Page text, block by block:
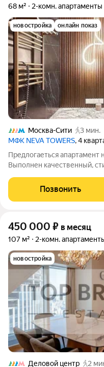
68 м² 2-комн. апартаменты
новостройка онлайн показ
Москва-Сити
3 мин.
МФК NEVA TOWERS, 4
Предлогаеться апартамент
Выполнен качественный,
спальня, гостевой санузел
меблирован (восхитительная
Позвонить
450 000 ₽ в месяц
107 м² 2-комн.
новостройка
Деловой центр
2